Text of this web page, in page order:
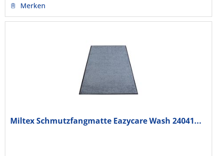
Merken
Miltex Schmutzfangmatte Eazycare Wash 24041...